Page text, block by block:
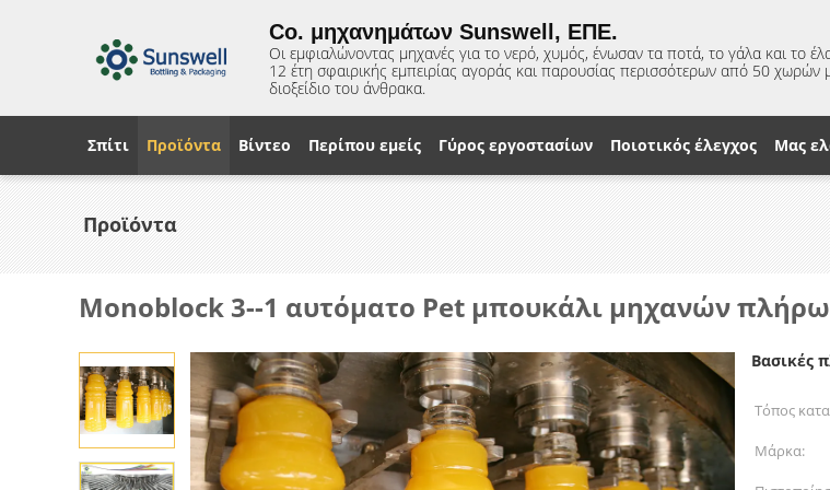
Co. μηχανημάτων Sunswell, ΕΠΕ.
Οι εμφιαλώνοντας μηχανές για το νερό, χυμός, ένωσαν τα ποτά, το γάλα και το
12 έτη σφαιρικής εμπειρίας αγοράς και παρουσίας περισσότερων από 50 χωρών
διοξείδιο του άνθρακα.
Σπίτι Προϊόντα Βίντεο Περίπου εμείς Γύρος εργοστασίων Ποιοτικός έλεγχος Μας
Προϊόντα
Monoblock 3--1 αυτόματο Pet μπουκάλι μηχανών
Βασικές
Τόπος
Μάρκα: